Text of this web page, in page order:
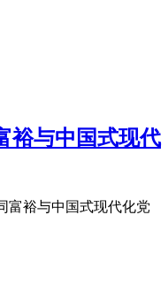
裕与中国式现代
富裕与中国式现代化党